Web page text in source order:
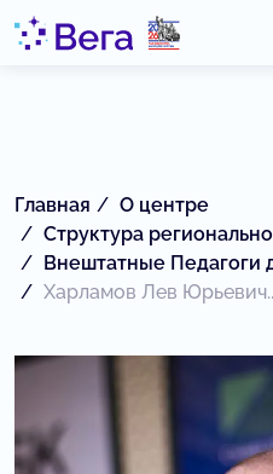
Главная
О центре
Структура
Внештатные Педагоги
Харламов Лев